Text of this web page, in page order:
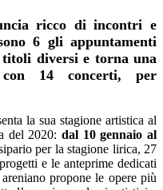
ricco di incontri e
6 gli appuntamenti
diversi e torna una
con 14 concerti, per
la sua stagione artistica al
del 2020:dal 10 gennaio al
per la stagione lirica, 27
e le anteprime dedicati
propone le opere più